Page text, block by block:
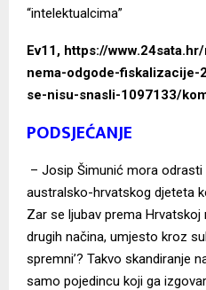
“intelektualcima”
Ev11, https://
nema-odgode-
se-nisu-snasli-1097133/
PODSJEĆANJE
– Josip Šimunić mora
australsko-hrvatskog djeteta
Zar se ljubav prema
drugih načina, umjesto kroz
spremni’? Takvo skandiranje
samo pojedincu koji ga